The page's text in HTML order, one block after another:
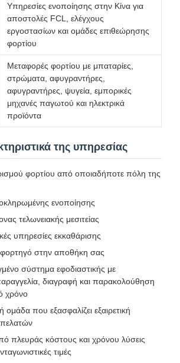
Υπηρεσίες ενοποίησης στην Κίνα για
αποστολές FCL, ελέγχους
εργοστασίων και ομάδες επιθεώρησης
φορτίου
Μεταφορές φορτίου με μπαταρίες,
στρώματα, αφυγραντήρες,
αφυγραντήρες, ψυγεία, εμπορικές
μηχανές παγωτού και ηλεκτρικά
προϊόντα
της υπηρεσίας
φορτίου από οποιαδήποτε πόλη της
ενοποίησης
τελωνειακής μεσιτείας
υπηρεσίες εκκαθάρισης
στην αποθήκη σας
σύστημα εφοδιαστικής με
διαγραφή και παρακολούθηση
χρόνο
ομάδα που εξασφαλίζει εξαιρετική
πλευράς κόστους και χρόνου λύσεις
τιμές